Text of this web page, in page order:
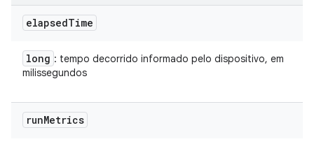
elapsedTime
long : tempo decorrido informado pelo dispositivo, em
milissegundos
runMetrics